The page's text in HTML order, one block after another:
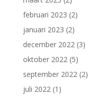
februari 2023 (2)
januari 2023 (2)
december 2022 (3)
oktober 2022 (5)
september 2022 (2)
juli 2022 (1)